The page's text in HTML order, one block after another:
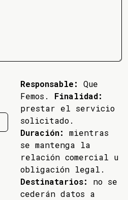
Responsable:
Que
Femos. Finalidad:
prestar el servicio
solicitado.
Duración:
mientras
se mantenga la
relación comercial u
obligación legal.
Destinatarios:
no se
cederán datos a